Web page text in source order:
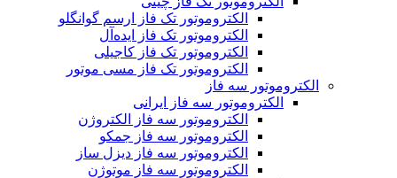
الکتروموتور تک فاز ارسم گوانگلو
الکتروموتور تک فاز ایده‌آل
الکتروموتور تک فاز کاجیلی
الکتروموتور تک فاز مسی موتور
الکتروموتور سه فاز
الکتروموتور سه فاز ایرانی
الکتروموتور سه فاز الکتروژن
الکتروموتور سه فاز جمکو
الکتروموتور سه فاز دیزل ساز
الکتروموتور سه فاز موتوژن